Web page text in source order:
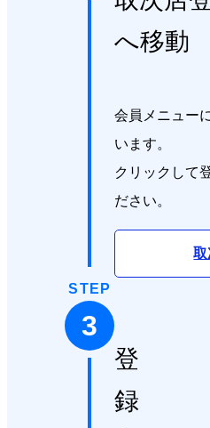
へ移動
会員メニュー
います。
クリックして
ださい。
取
STEP
3
登
録